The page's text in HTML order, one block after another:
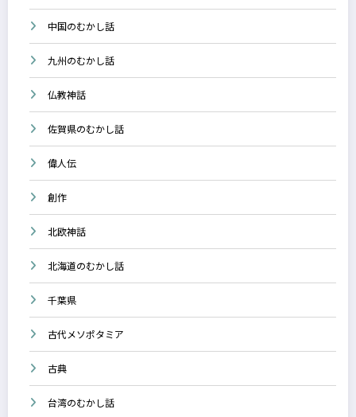
中国のむかし話
九州のむかし話
仏教神話
佐賀県のむかし話
偉人伝
創作
北欧神話
北海道のむかし話
千葉県
古代メソポタミア
古典
台湾のむかし話